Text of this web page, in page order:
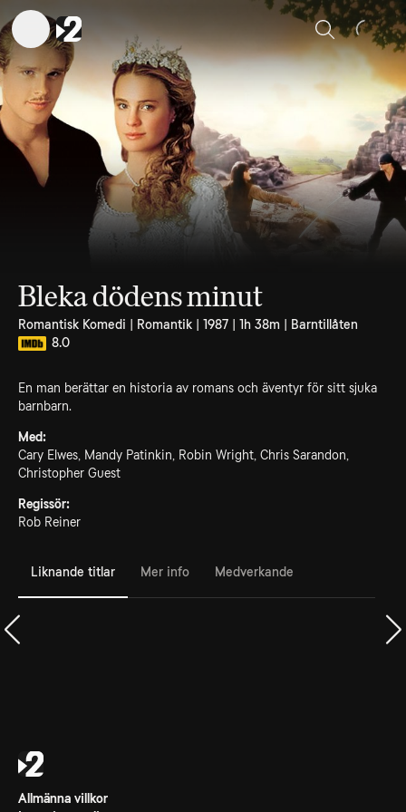
Sök
Bleka dödens minut
Romantisk Komedi | Romantik | 1987 | 1h 38m | Barntillåten
8.0
En man berättar en historia av romans och äventyr för sitt sjuka
barnbarn.
Med:
Cary Elwes, Mandy Patinkin, Robin Wright, Chris Sarandon,
Christopher Guest
Regissör:
Rob Reiner
Liknande titlar Mer info Medverkande
Allmänna villkor